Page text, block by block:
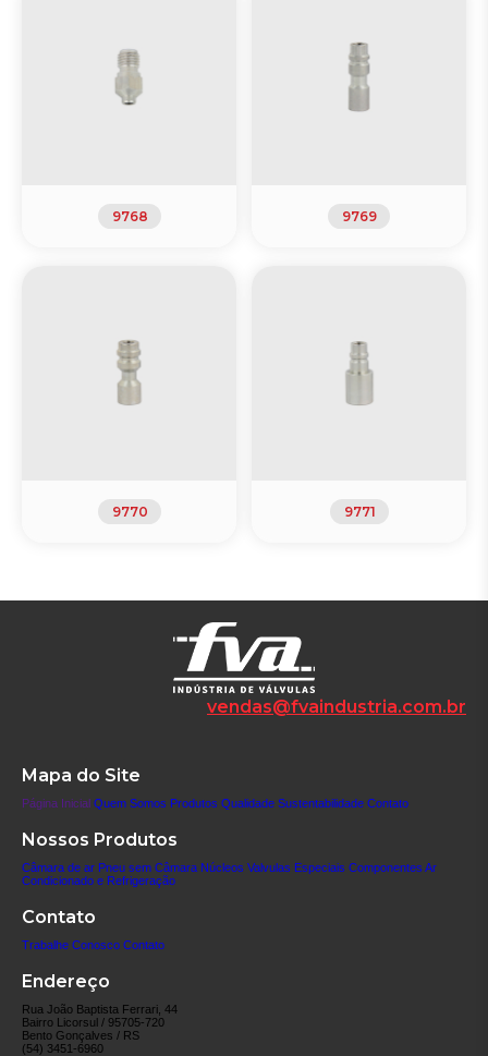
9768 9769
9770 9771
vendas@fvaindustria.com.br
Mapa do Site
Página Inicial Quem Somos Produtos Qualidade Sustentabilidade Contato
Nossos Produtos
Câmara de ar Pneu sem Câmara Núcleos Valvulas Especiais Componentes Ar
Condicionado e Refrigeração
Contato
Trabalhe Conosco Contato
Endereço
Rua João Baptista Ferrari, 44
Bairro Licorsul / 95705-720
Bento Gonçalves / RS
(54) 3451-6960